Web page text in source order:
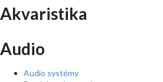
Akvaristika
Audio
Audio systémy